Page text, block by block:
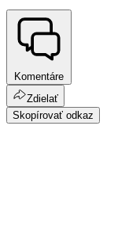
Komentáre
Zdielať
Skopírovať odkaz